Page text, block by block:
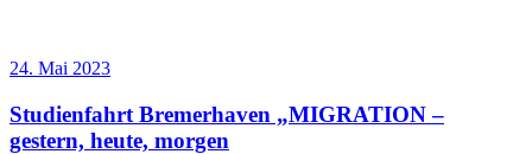
24. Mai 2023
Studienfahrt Bremerhaven „MIGRATION –
gestern, heute, morgen